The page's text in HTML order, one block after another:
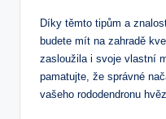
Díky těmto tipům a
budete mít na zahradě
zasloužila i svoje vlastní
pamatujte, že správné
vašeho rododendronu